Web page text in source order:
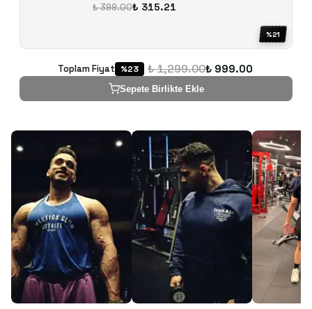
₺ 399.00₺ 315.21
%21
Toplam Fiyat %23 ₺ 1,299.00₺ 999.00
Sepete Birlikte Ekle